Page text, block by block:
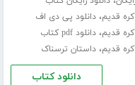
قدیم،دانلود پی دی اف
قدیم،
دانلود pdf کتاب
قدیم،داستان ترسناک
دانلود کتاب